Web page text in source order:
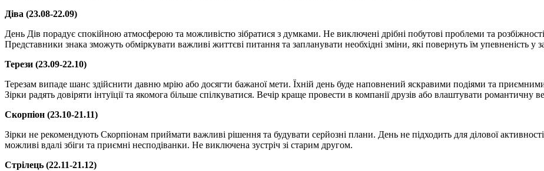
Діва (23.08-22.09)
День Дів порадує спокійною атмосферою та можливістю зібратися з думками. Не виключені дрібні побутові проблеми та
Представники знака зможуть обміркувати важливі життєві питання та запланувати необхідні зміни, які повернуть їм упевненість у
Терези (23.09-22.10)
Терезам випаде шанс здійснити давню мрію або досягти бажаної мети. Їхній день буде наповнений яскравими подіями та
Зірки радять довіряти інтуїції та якомога більше спілкуватися. Вечір краще провести в компанії друзів або влаштувати
Скорпіон (23.10-21.11)
Зірки не рекомендують Скорпіонам приймати важливі рішення та будувати серйозні плани. День не підходить для ділової
можливі вдалі збіги та приємні несподіванки. Не виключена зустріч зі старим другом.
Стрілець (22.11-21.12)